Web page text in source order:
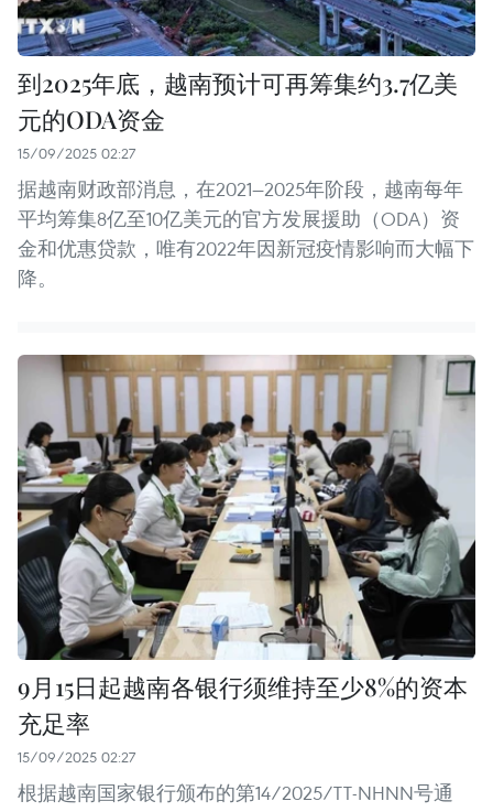
到2025年底，越南预计可再筹集约3.7亿美
元的ODA资金
15/09/2025 02:27
据越南财政部消息，在2021—2025年阶段，越南每年
平均筹集8亿至10亿美元的官方发展援助（ODA）资
金和优惠贷款，唯有2022年因新冠疫情影响而大幅下
降。
9月15日起越南各银行须维持至少8%的资本
充足率
15/09/2025 02:27
根据越南国家银行颁布的第14/2025/TT-NHNN号通